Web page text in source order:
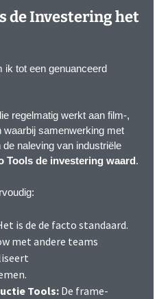
de Investering het
ik tot een genuanceerd
regelmatig werkt aan film-,
samenwerking met
naleving van industriële
Tools de investering waard.
is de de facto standaard.
met andere teams
Tools: De frame-